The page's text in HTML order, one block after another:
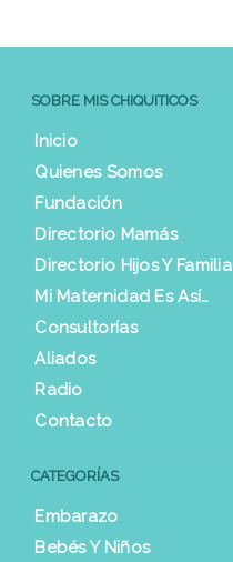
SOBRE MIS CHIQUITICOS
Inicio
Quienes Somos
Fundación
Directorio Mamás
Directorio Hijos Y Familia
Mi Maternidad Es Así…
Consultorías
Aliados
Radio
Contacto
CATEGORÍAS
Embarazo
Bebés Y Niños